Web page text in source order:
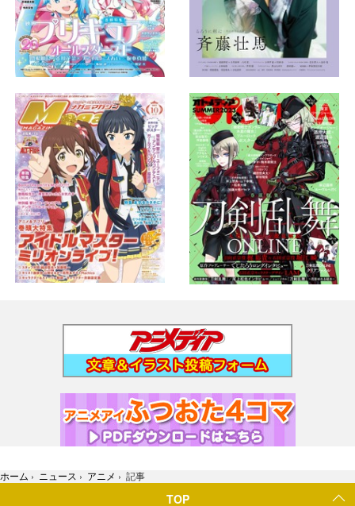
ホーム › ニュース › アニメ › 記事
TOP